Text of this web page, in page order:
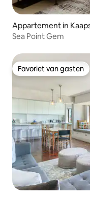
Appartement in
Sea Point Gem
Favoriet van gasten
Favoriet van gasten